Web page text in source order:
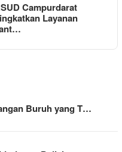
Campurdarat
Layanan
Buruh yang T…